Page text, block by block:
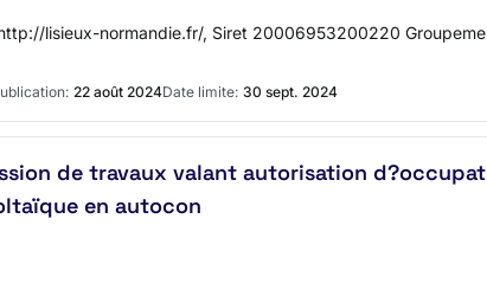
lisieux-normandie.fr/, Siret 20006953200220
22 août 2024Date limite: 30 sept. 2024
de travaux valant autorisation
en autocon